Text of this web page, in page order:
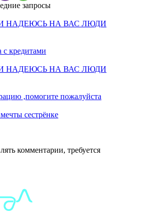
запросы
НАДЕЮСЬ НА ВАС ЛЮДИ
с кредитами
НАДЕЮСЬ НА ВАС ЛЮДИ
,помогите пожалуйста
сестрёнке
комментарии, требуется